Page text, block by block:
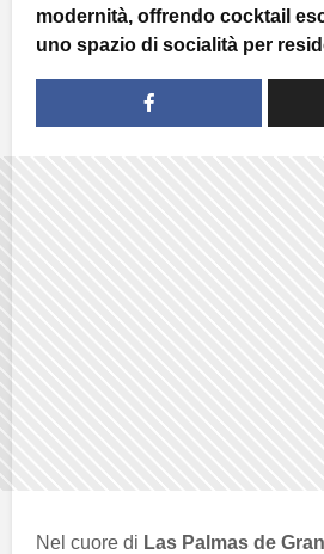
modernità, offrendo cocktail
uno spazio di socialità per
Nel cuore di Las Palmas de